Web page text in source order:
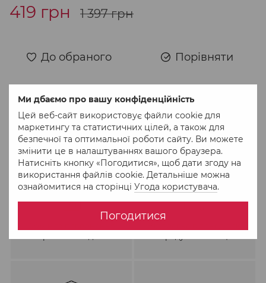
Ми дбаємо про вашу конфіденційність
Цей веб-сайт використовує файли cookie для
маркетингу та статистичних цілей, а також для
безпечної та оптимальної роботи сайту. Ви можете
змінити це в налаштуваннях вашого браузера.
Натисніть кнопку «Погодитися», щоб дати згоду на
використання файлів cookie. Детальніше можна
ознайомитися на сторінці Угода користувача.
Погодитися
419 грн 1 397 грн
До обраного Порівняти